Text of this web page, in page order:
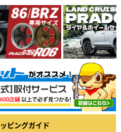
ピングガイド